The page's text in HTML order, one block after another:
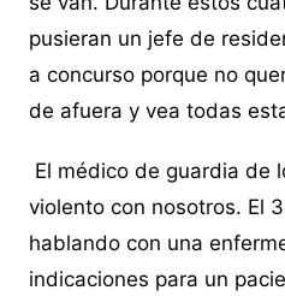
pusieran un jefe de
a concurso porque no
de afuera y vea todas
El médico de guardia de
violento con nosotros. El
hablando con una
indicaciones para un